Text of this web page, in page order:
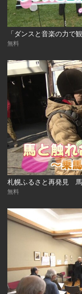
「ダンスと音楽の力で
無料
無料